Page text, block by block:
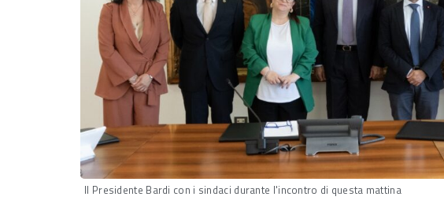
Il Presidente Bardi con i sindaci durante l'incontro di questa mattina